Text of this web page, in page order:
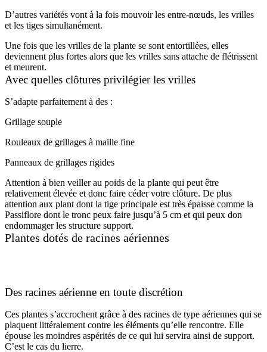
D’autres variétés vont à la fois mouvoir les entre-nœuds, les vrilles
et les tiges simultanément.
Une fois que les vrilles de la plante se sont entortillées, elles
deviennent plus fortes alors que les vrilles sans attache de flétrissent
et meurent.
Avec quelles clôtures privilégier les vrilles
S’adapte parfaitement à des :
Grillage souple
Rouleaux de grillages à maille fine
Panneaux de grillages rigides
Attention à bien veiller au poids de la plante qui peut être
relativement élevée et donc faire céder votre clôture. De plus
attention aux plant dont la tige principale est très épaisse comme la
Passiflore dont le tronc peux faire jusqu’à 5 cm et qui peux don
endommager les structure support.
Plantes dotés de racines aériennes
Des racines aérienne en toute discrétion
Ces plantes s’accrochent grâce à des racines de type aériennes qui se
plaquent littéralement contre les éléments qu’elle rencontre. Elle
épouse les moindres aspérités de ce qui lui servira ainsi de support.
C’est le cas du lierre.